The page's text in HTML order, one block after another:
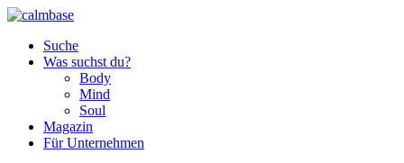
Suche
Was suchst du?
Body
Mind
Soul
Magazin
Für Unternehmen